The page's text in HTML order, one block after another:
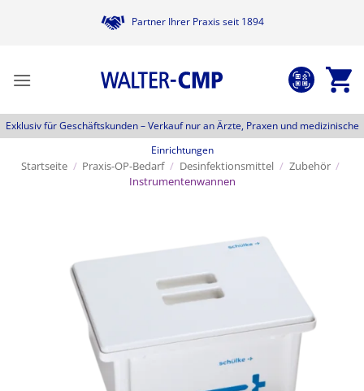
Partner Ihrer Praxis seit 1894
Exklusiv für Geschäftskunden –Verkauf nur an Ärzte, Praxen und medizinische
Einrichtungen
Startseite / Praxis-OP-Bedarf / Desinfektionsmittel / Zubehör /
Instrumentenwannen